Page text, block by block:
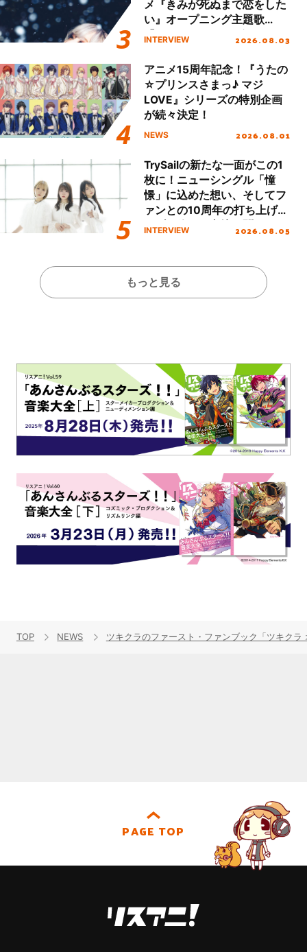
メ『きみが死ぬまで恋をした
い』オープニング主題歌
「Amore」インタビュー
INTERVIEW 2026.08.03
アニメ15周年記念！『うたの
☆プリンスさまっ♪ マジ
LOVE』シリーズの特別企画
が続々決定！
NEWS 2026.08.01
TrySailの新たな一面がこの1
枚に！ニューシングル「憧
憬」に込めた想い、そしてフ
ァンとの10周年の打ち上げラ
イブを終えた心境を聞いた。
INTERVIEW 2026.08.05
もっと見る
TOP NEWS ツキクラのファースト・ファンブック「ツキク
PAGE TOP